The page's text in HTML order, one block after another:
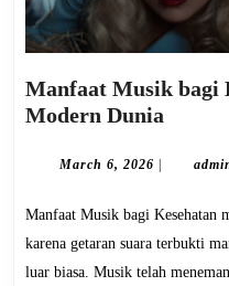
Manfaat Musik bagi
Modern Dunia
bagi
dan
March 6, 2026 March
Manfaat Musik bagi Kesehatan menjadi topik utama yang menarik
karena getaran suara terbukti
luar biasa. Musik telah